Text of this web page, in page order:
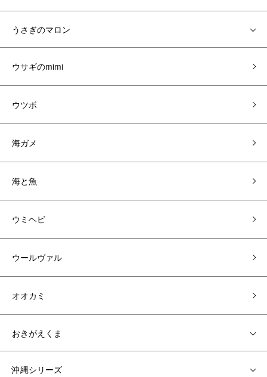
うさぎのマロン
ウサギのmimi
ウツボ
海ガメ
海と魚
ウミヘビ
ウールヴァル
オオカミ
おきがえくま
沖縄シリーズ